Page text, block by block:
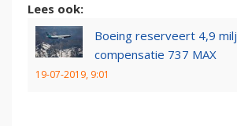
Lees ook:
Boeing reserveert 4,9
compensatie 737 MAX
19-07-2019, 9:01